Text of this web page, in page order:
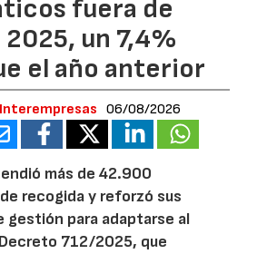
fuera de
2025, un 7,4%
el año anterior
06/08/2026
más de 42.900
recogida y reforzó sus
gestión para adaptarse al
712/2025, que